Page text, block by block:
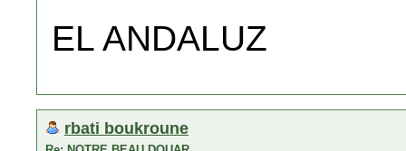
EL ANDALUZ
rbati boukroune